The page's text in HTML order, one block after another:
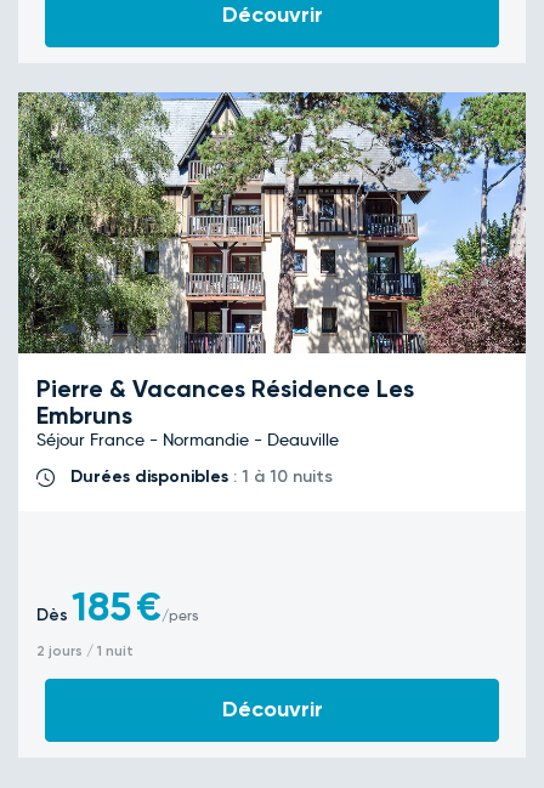
Découvrir
Pierre & Vacances Résidence Les
Embruns
Séjour France - Normandie - Deauville
Durées disponibles : 1 à 10 nuits
Dès 185€/pers
2 jours / 1 nuit
Découvrir